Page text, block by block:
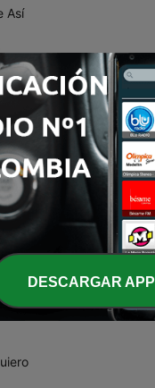
Así
a Mi
ERES TU
DESCARGAR APP